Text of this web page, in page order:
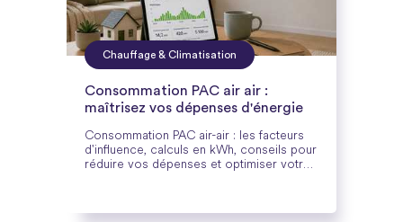
Chauffage & Climatisation
Consommation PAC air air :
maîtrisez vos dépenses d'énergie
Consommation PAC air-air : les facteurs
d'influence, calculs en kWh, conseils pour
réduire vos dépenses et optimiser votre